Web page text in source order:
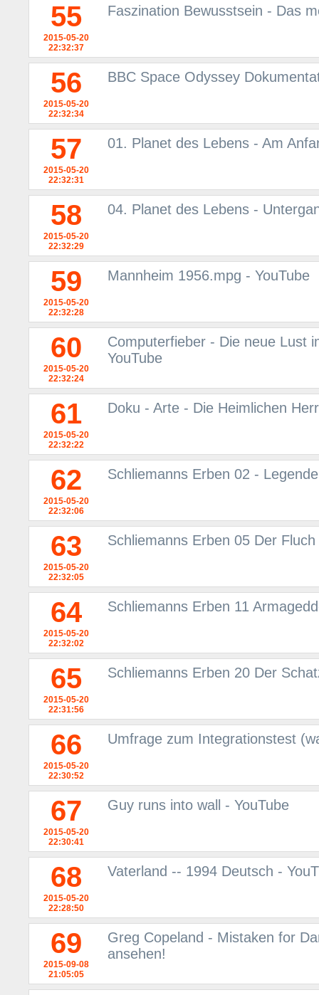
55
2015-05-20
22:32:37
Faszination Bewusstsein - Das
56
2015-05-20
22:32:34
BBC Space Odyssey
57
2015-05-20
22:32:31
01. Planet des Lebens - Am
58
2015-05-20
22:32:29
04. Planet des Lebens -
59
2015-05-20
22:32:28
Mannheim 1956.mpg - YouTube
60
2015-05-20
22:32:24
Computerfieber - Die neue Lust
YouTube
61
2015-05-20
22:32:22
Doku - Arte - Die Heimlichen
62
2015-05-20
22:32:06
Schliemanns Erben 02 -
63
2015-05-20
22:32:05
Schliemanns Erben 05 Der
64
2015-05-20
22:32:02
Schliemanns Erben 11
65
2015-05-20
22:31:56
Schliemanns Erben 20 Der
66
2015-05-20
22:30:52
Umfrage zum Integrationstest
67
2015-05-20
22:30:41
Guy runs into wall - YouTube
68
2015-05-20
22:28:50
Vaterland -- 1994 Deutsch -
69
2015-09-08
21:05:05
Greg Copeland - Mistaken for
ansehen!